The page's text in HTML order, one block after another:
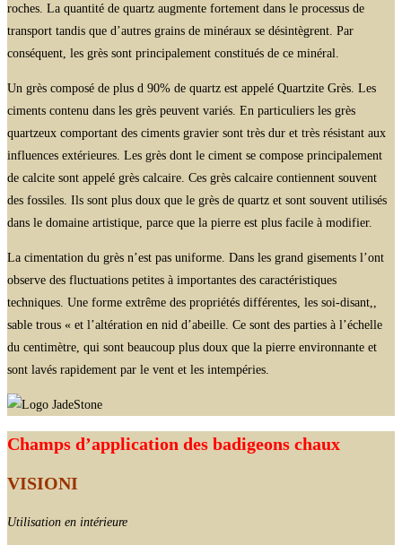
roches. La quantité de quartz augmente fortement dans le processus de
transport tandis que d’autres grains de minéraux se désintègrent. Par
conséquent, les grès sont principalement constitués de ce minéral.
Un grès composé de plus d 90% de quartz est appelé Quartzite Grès. Les
ciments contenu dans les grès peuvent variés. En particuliers les grès
quartzeux comportant des ciments gravier sont très dur et très résistant aux
influences extérieures. Les grès dont le ciment se compose principalement
de calcite sont appelé grès calcaire. Ces grès calcaire contiennent souvent
des fossiles. Ils sont plus doux que le grès de quartz et sont souvent utilisés
dans le domaine artistique, parce que la pierre est plus facile à modifier.
La cimentation du grès n’est pas uniforme. Dans les grand gisements l’ont
observe des fluctuations petites à importantes des caractéristiques
techniques. Une forme extrême des propriétés différentes, les soi-disant,,
sable trous « et l’altération en nid d’abeille. Ce sont des parties à l’échelle
du centimètre, qui sont beaucoup plus doux que la pierre environnante et
sont lavés rapidement par le vent et les intempéries.
Champs d’application des badigeons chaux
VISIONI
Utilisation en intérieure